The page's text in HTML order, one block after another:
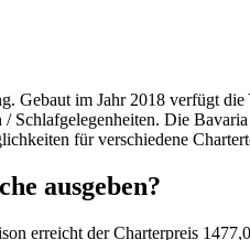
Gebaut im Jahr 2018 verfügt
Die
für verschiedene
ausgeben?
erreicht der Charterpreis